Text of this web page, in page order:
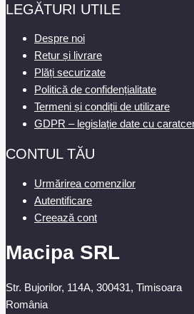
LEGĂTURI UTILE
Despre noi
Retur și livrare
Plăți securizate
Politică de confidențialitate
Termeni și condiții de utilizare
GDPR – legislație date cu
CONTUL TĂU
Urmărirea comenzilor
Autentificare
Creează cont
Macipa SRL
Str. Bujorilor, 114A, 300431, Timisoara
România